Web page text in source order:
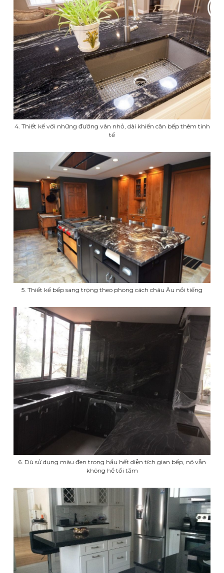
4. Thiết kế với những đường vân nhỏ, dài khiến căn bếp thêm tinh
tế
5. Thiết kế bếp sang trọng theo phong cách châu Âu nổi tiếng
6. Dù sử dụng màu đen trong hầu hết diện tích gian bếp, nó vẫn
không hề tối tăm